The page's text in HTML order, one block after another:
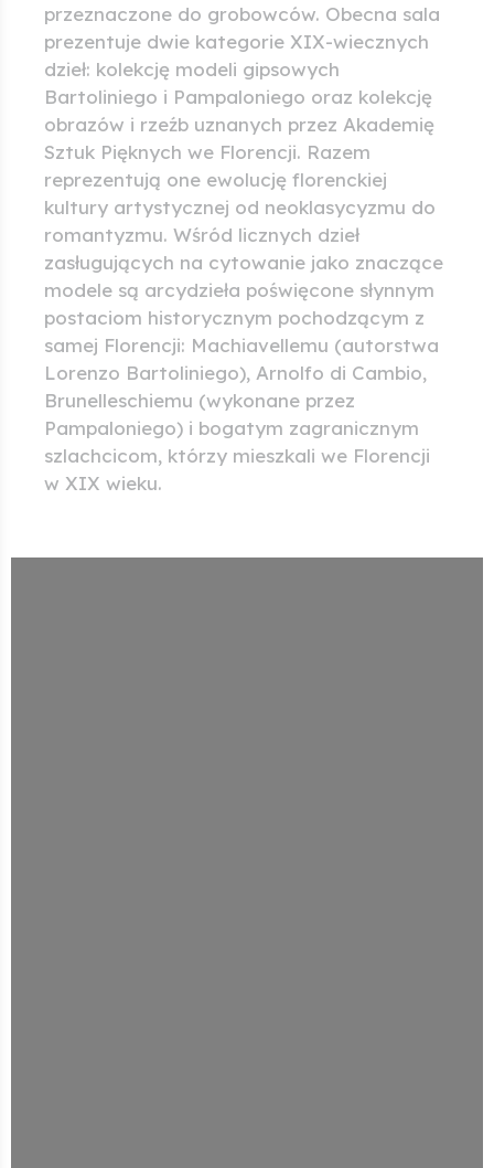
przeznaczone do grobowców. Obecna sala
prezentuje dwie kategorie XIX-wiecznych
dzieł: kolekcję modeli gipsowych
Bartoliniego i Pampaloniego oraz kolekcję
obrazów i rzeźb uznanych przez Akademię
Sztuk Pięknych we Florencji. Razem
reprezentują one ewolucję florenckiej
kultury artystycznej od neoklasycyzmu do
romantyzmu. Wśród licznych dzieł
zasługujących na cytowanie jako znaczące
modele są arcydzieła poświęcone słynnym
postaciom historycznym pochodzącym z
samej Florencji: Machiavellemu (autorstwa
Lorenzo Bartoliniego), Arnolfo di Cambio,
Brunelleschiemu (wykonane przez
Pampaloniego) i bogatym zagranicznym
szlachcicom, którzy mieszkali we Florencji
w XIX wieku.